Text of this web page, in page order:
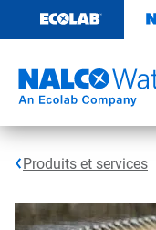
contenu​​​​​​​
Produits et services